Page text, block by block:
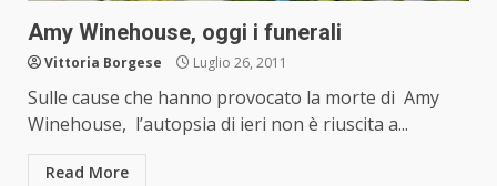
Amy Winehouse, oggi i funerali
Vittoria Borgese Luglio 26, 2011
Sulle cause che hanno provocato la morte di Amy
Winehouse, l’autopsia di ieri non è riuscita a...
Read More